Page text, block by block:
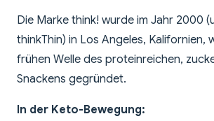
Die Marke think! wurde im Jahr 2000
thinkThin) in Los Angeles, Kalifornien,
frühen Welle des proteinreichen,
Snackens gegründet.
In der Keto-Bewegung: